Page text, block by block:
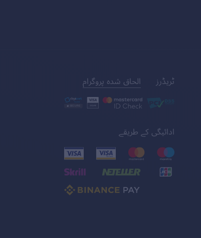
ٹریڈرز الحاق شدہ پروگرام
ادائیگی کے طریقے